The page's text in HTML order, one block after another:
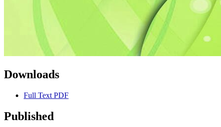
Downloads
Full Text PDF
Published